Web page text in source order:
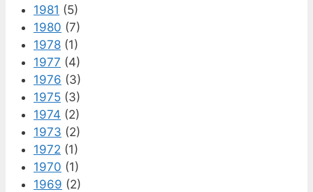
1981 (5)
1980 (7)
1978 (1)
1977 (4)
1976 (3)
1975 (3)
1974 (2)
1973 (2)
1972 (1)
1970 (1)
1969 (2)